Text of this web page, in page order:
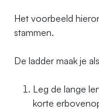
Het voorbeeld
stammen.
De ladder maak je
Leg de lange
korte